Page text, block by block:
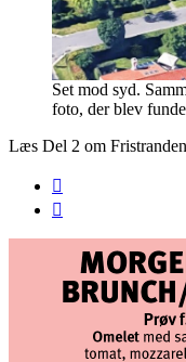
Set mod syd.
foto, der blev
Læs Del 2 om Fristranden